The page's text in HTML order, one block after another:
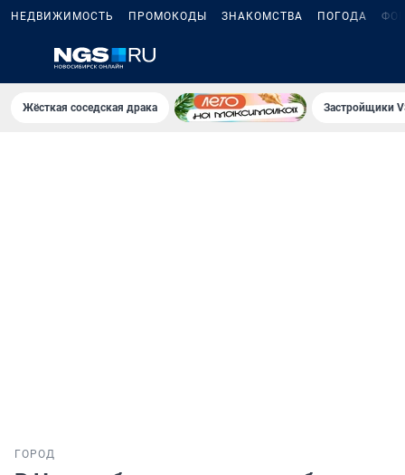
НЕДВИЖИМОСТЬ ПРОМОКОДЫ ЗНАКОМСТВА ПОГОДА
Жёсткая соседская драка Застройщики
ГОРОД